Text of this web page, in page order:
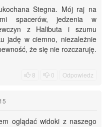
Stegna. Mój raj na
spacerów, jedzenia w
z Halibuta i szumu
jadę w ciemno, niezależnie
że się nie rozczaruję.
8 0 Odpowiedz
oglądać widoki z naszego